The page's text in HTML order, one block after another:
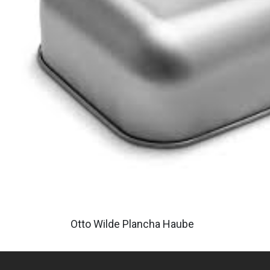
Otto Wilde Plancha Haube